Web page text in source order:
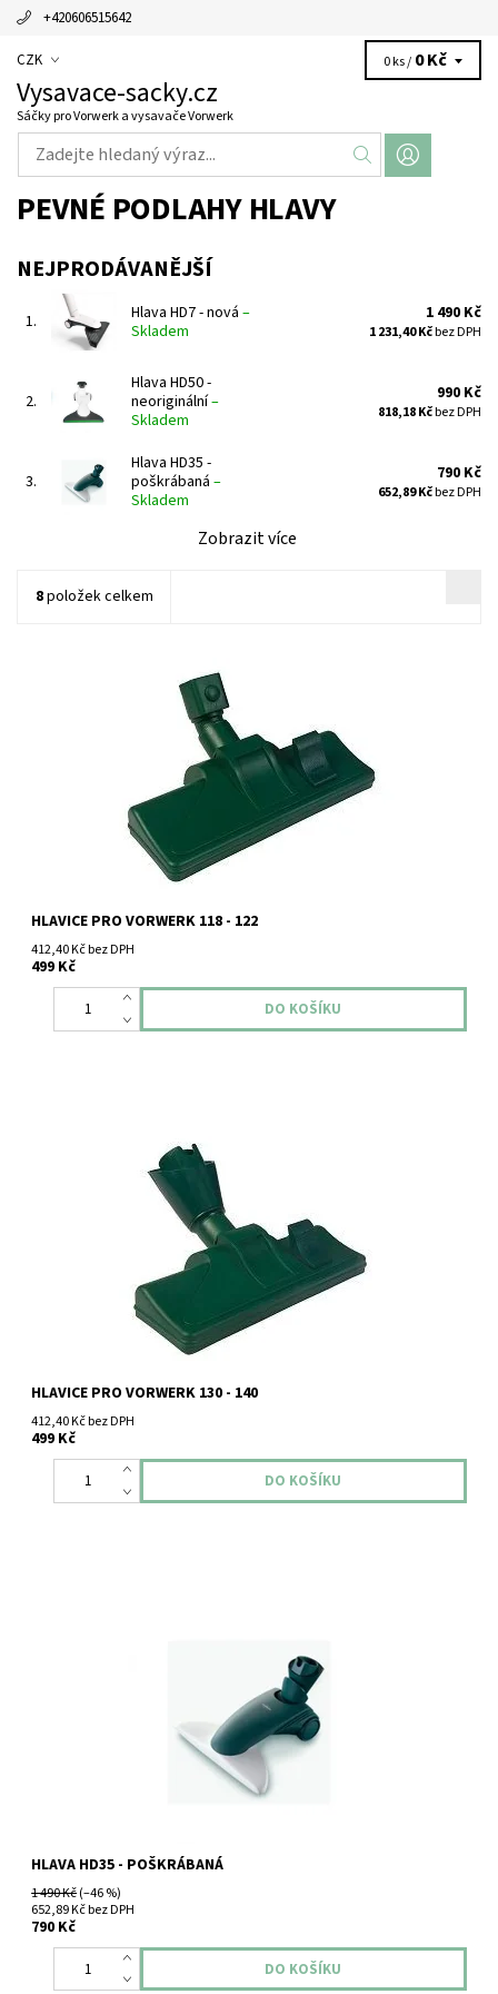
+420606515642
CZK
Vysavace-sacky.cz
Sáčky pro Vorwerk a vysavače Vorwerk
0 ks / 0 Kč
PEVNÉ PODLAHY HLAVY
NEJPRODÁVANĚJŠÍ
1. Hlava HD7 - nová –
Skladem
1 490 Kč
1 231,40 Kčbez DPH
2.
Hlava HD50 -
neoriginální–
Skladem
990 Kč
818,18 Kčbez DPH
3.
Hlava HD35 -
poškrábaná –
Skladem
790 Kč
652,89 Kčbez DPH
Zobrazit více
8položek celkem
Hlavice spodní na plovoucí podlahy Vorwerk VK119 - 122
HLAVICE PRO VORWERK 118 - 122
412,40 Kč bez DPH
499 Kč
Hlavice spodní na plovoucí podlahy Vorwerk VK130 - 140
HLAVICE PRO VORWERK 130 - 140
412,40 Kč bez DPH
499 Kč
HLAVA HD35 - POŠKRÁBANÁ
1 490 Kč(–46 %)
652,89 Kč bez DPH
790 Kč